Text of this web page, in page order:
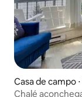
Casa de campo
Chalé